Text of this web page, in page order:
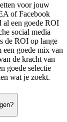
voor jouw
of Facebook
al een goede ROI
social media
de ROI op lange
een goede mix van
de kracht van
goede selectie
wat je zoekt.